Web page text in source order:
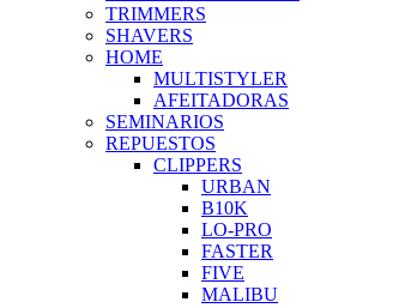
TRIMMERS
SHAVERS
HOME
MULTISTYLER
AFEITADORAS
SEMINARIOS
REPUESTOS
CLIPPERS
URBAN
B10K
LO-PRO
FASTER
FIVE
MALIBU